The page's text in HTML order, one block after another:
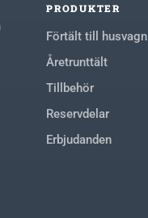
PRODUKTER
Förtält till husvagn
Åretrunttält
Tillbehör
Reservdelar
Erbjudanden